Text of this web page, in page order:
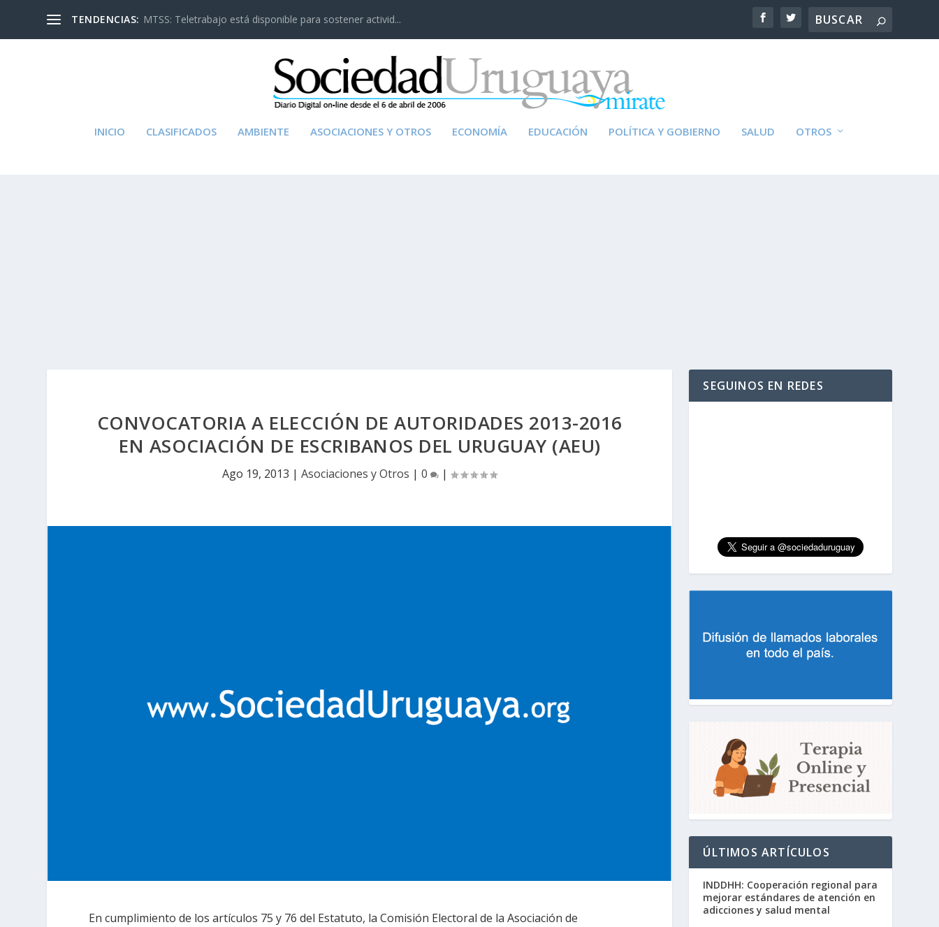
TENDENCIAS: MTSS: Teletrabajo está disponible para sostener activid...
INICIO CLASIFICADOS AMBIENTE ASOCIACIONES Y OTROS ECONOMÍA EDUCACIÓN POLÍTICA Y GOBIERNO SALUD OTROS
CONVOCATORIA A ELECCIÓN DE AUTORIDADES 2013-2016
EN ASOCIACIÓN DE ESCRIBANOS DEL URUGUAY (AEU)
Ago 19, 2013 |Asociaciones y Otros |0 |
En cumplimiento de los artículos 75 y 76 del Estatuto, la Comisión Electoral de la Asociación de
SEGUINOS EN REDES
ÚLTIMOS ARTÍCULOS
INDDHH: Cooperación regional para
mejorar estándares de atención en
adicciones y salud mental